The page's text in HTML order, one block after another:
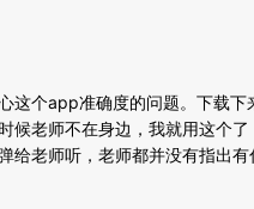
这个app准确度的问题。下载
候老师不在身边，我就用这个
给老师听，老师都并没有指出